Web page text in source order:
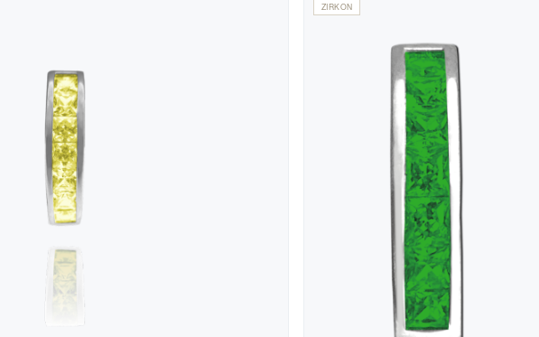
ZIRKON